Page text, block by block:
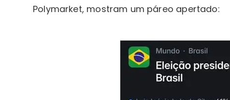
Polymarket, mostram um páreo apertado: